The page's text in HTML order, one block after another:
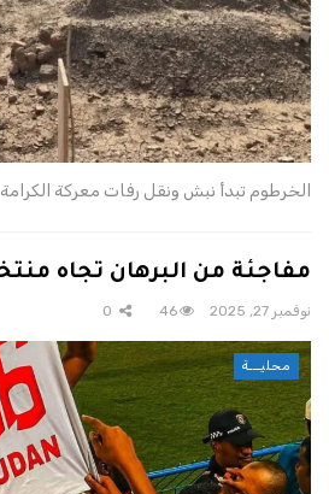
الخرطوم تبدأ نبش ونقل رفات معركة الكرامة
مفاجئة من البرهان تجاه
نوفمبر 27, 2025 46
محليـــة